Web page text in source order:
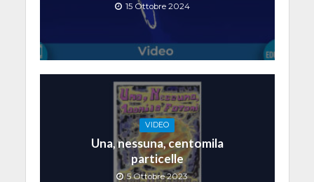
15 Ottobre 2024
VIDEO
Una, nessuna, centomila
particelle
5 Ottobre 2023